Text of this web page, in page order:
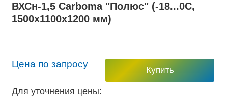
ВХСн-1,5 Carboma "Полюс" (-18...0С,
1500х1100х1200 мм)
Цена по запросу
Купить
Для уточнения цены: